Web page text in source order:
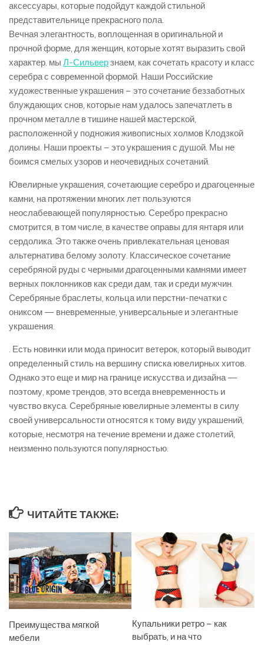
аксессуары, которые подойдут каждой стильной
представительнице прекрасного пола.
Вечная элегантность, воплощенная в оригинальной и
прочной форме, для женщин, которые хотят выразить свой
характер. мы Л-Сильверзнаем, как сочетать красоту и класс
серебра с современной формой. Наши Российские
художественные украшения – это сочетание беззаботных
блуждающих снов, которые нам удалось запечатлеть в
прочном металле в тишине нашей мастерской,
расположенной у подножия живописных холмов Клодзкой
долины. Наши проекты – это украшения с душой. Мы не
боимся смелых узоров и неочевидных сочетаний.
Ювелирные украшения, сочетающие серебро и драгоценные
камни, на протяжении многих лет пользуются
неослабевающей популярностью. Серебро прекрасно
смотрится, в том числе, в качестве оправы для янтаря или
сердолика. Это также очень привлекательная ценовая
альтернатива белому золоту. Классическое сочетание
серебряной руды с черными драгоценными камнями имеет
верных поклонников как среди дам, так и среди мужчин.
Серебряные браслеты, кольца или перстни-печатки с
ониксом — вневременные, универсальные и элегантные
украшения.
. Есть новинки или мода приносит ветерок, который выводит
определенный стиль на вершину списка ювелирных хитов.
Однако это еще и мир на границе искусства и дизайна —
поэтому, кроме трендов, это всегда вневременность и
чувство вкуса. Серебряные ювелирные элементы в силу
своей универсальности относятся к тому виду украшений,
которые, несмотря на течение времени и даже столетий,
неизменно пользуются популярностью.
ЧИТАЙТЕ ТАКЖЕ:
Преимущества мягкой
мебели
Купальники ретро – как
выбрать, и на что